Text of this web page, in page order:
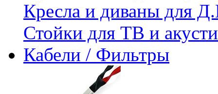
Кресла и диваны для
Стойки для ТВ и
Кабели / Фильтры